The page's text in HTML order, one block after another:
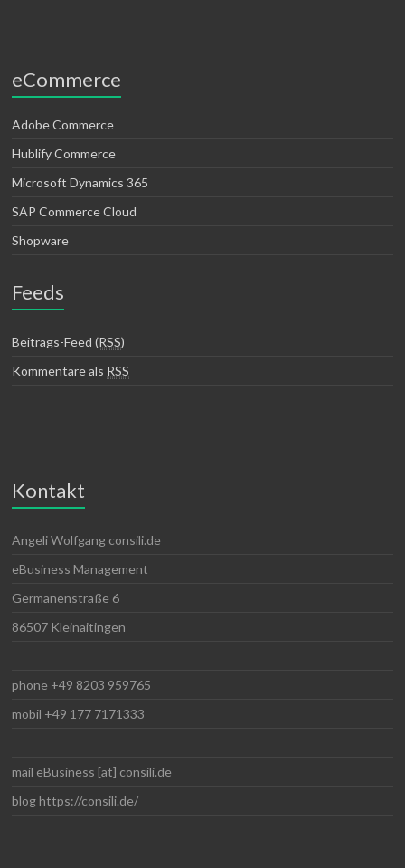
eCommerce
Adobe Commerce
Hublify Commerce
Microsoft Dynamics 365
SAP Commerce Cloud
Shopware
Feeds
Beitrags-Feed (RSS)
Kommentare als RSS
Kontakt
Angeli Wolfgang consili.de
eBusiness Management
Germanenstraße 6
86507 Kleinaitingen
phone +49 8203 959765
mobil +49 177 7171333
mail eBusiness [at] consili.de
blog https://consili.de/